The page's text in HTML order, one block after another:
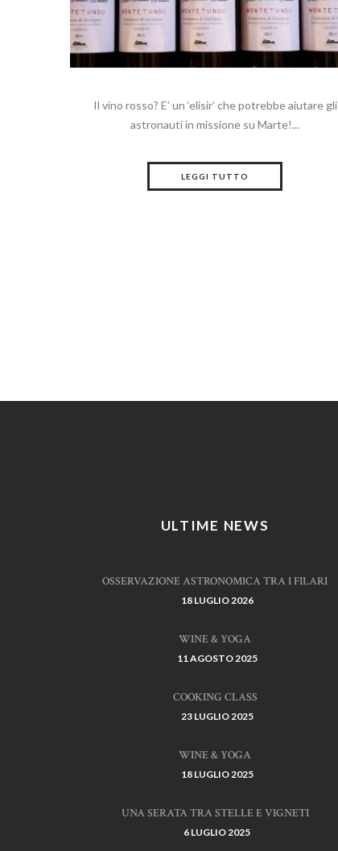
Il vino rosso? E’ un ‘elisir’ che potrebbe aiutare gli
astronauti in missione su Marte!...
LEGGI TUTTO
ULTIME NEWS
OSSERVAZIONE ASTRONOMICA TRA I FILARI
18 LUGLIO 2026
WINE & YOGA
11 AGOSTO 2025
COOKING CLASS
23 LUGLIO 2025
WINE & YOGA
18 LUGLIO 2025
UNA SERATA TRA STELLE E VIGNETI
6 LUGLIO 2025